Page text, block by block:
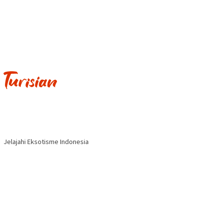
Jelajahi Eksotisme Indonesia